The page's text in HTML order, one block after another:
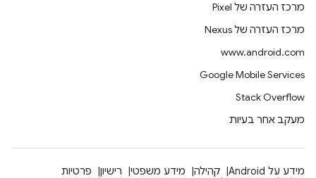
מרכז העזרה של Pixel
מרכז העזרה של Nexus
www.android.com
Google Mobile Services
Stack Overflow
מעקב אחר בעיות
מידע על Android קהילה מידע משפטי רישיון
פרטיות